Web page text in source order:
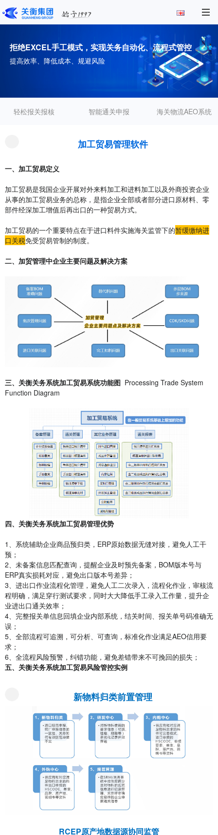
拒绝EXCEL手工模式，实现关务自动化、流程式管控
提高效率、降低成本、规避风险
轻松报关报核 智能通关申报 海关物流AEO系统
加工贸易管理软件
一、加工贸易定义
加工贸易是我国企业开展对外来料加工和进料加工以及外商投资企业
从事的加工贸易业务的总称，是指企业全部或者部分进口原材料、零
部件经深加工增值后再出口的一种贸易方式。
加工贸易的一个重要特点在于进口料件实施海关监管下的暂缓缴纳进
口关税免受贸易管制的制度。
二、加贸管理中企业主要问题及解决方案
三、 关衡关务系统加工贸易系统功能图 Processing Trade System
Function Diagram
四、关衡关务系统加工贸易管理优势
1、系统辅助企业商品预归类，ERP原始数据无缝对接，避免人工干
预；
2、未备案信息匹配查询，提醒企业及时预先备案，BOM版本号与
ERP真实损耗对应，避免出口版本号差异；
3、进出口作业流程化管理，避免人工二次录入，流程化作业，审核流
程明确，满足穿行测试要求，同时大大降低手工录入工作量，提升企
业进出口通关效率；
4、完整报关单信息回填企业内部系统，结关时间、报关单号码准确无
误；
5、全部流程可追溯，可分析、可查询，标准化作业满足AEO信用要
求；
6、全流程风险预警，纠错功能，避免差错带来不可挽回的损失；
五、关衡关务系统加工贸易风险管控实例
新物料归类前置管理
RCEP原产地数据源协同监管